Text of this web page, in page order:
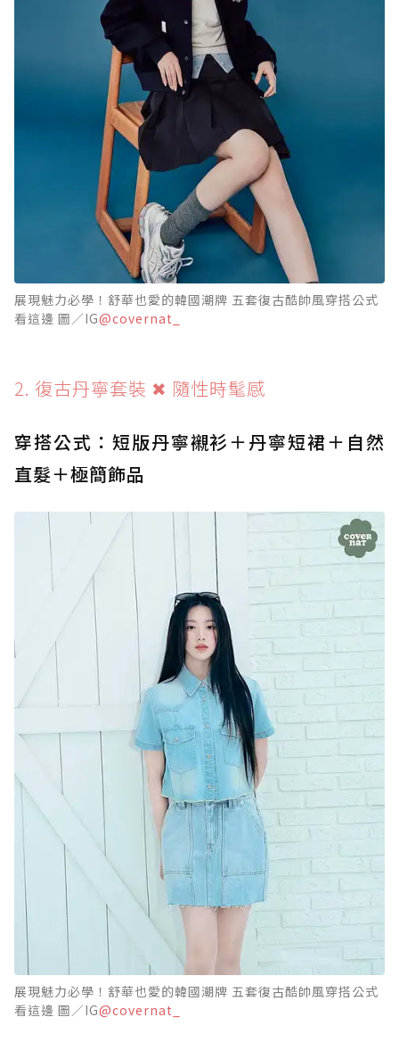
展現魅力必學！舒華也愛的韓國潮牌 五套復古酷帥風穿搭公式
看這邊 圖／IG@covernat_
2. 復古丹寧套裝 ✖ 隨性時髦感
穿搭公式：短版丹寧襯衫＋丹寧短裙＋自然
直髮＋極簡飾品
展現魅力必學！舒華也愛的韓國潮牌 五套復古酷帥風穿搭公式
看這邊 圖／IG@covernat_